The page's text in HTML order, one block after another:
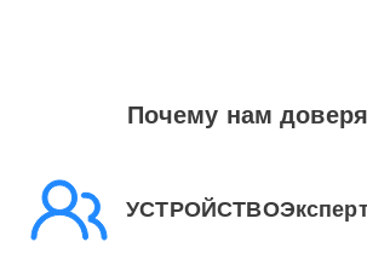
Почему нам